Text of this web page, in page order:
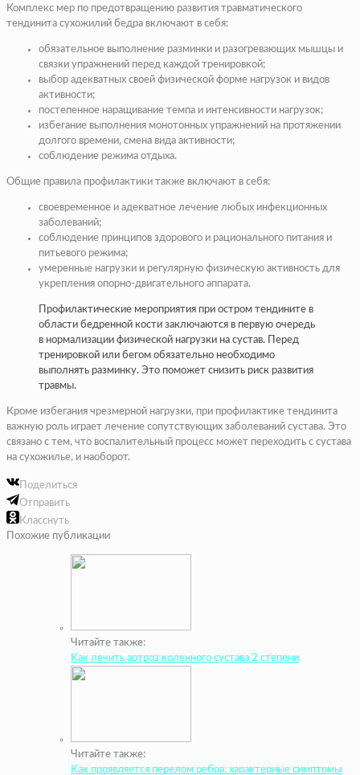
Комплекс мер по предотвращению развития травматического
тендинита сухожилий бедра включают в себя:
обязательное выполнение разминки и разогревающих мышцы и
связки упражнений перед каждой тренировкой;
выбор адекватных своей физической форме нагрузок и видов
активности;
постепенное наращивание темпа и интенсивности нагрузок;
избегание выполнения монотонных упражнений на протяжении
долгого времени, смена вида активности;
соблюдение режима отдыха.
Общие правила профилактики также включают в себя:
своевременное и адекватное лечение любых инфекционных
заболеваний;
соблюдение принципов здорового и рационального питания и
питьевого режима;
умеренные нагрузки и регулярную физическую активность для
укрепления опорно-двигательного аппарата.
Профилактические мероприятия при остром тендините в
области бедренной кости заключаются в первую очередь
в нормализации физической нагрузки на сустав. Перед
тренировкой или бегом обязательно необходимо
выполнять разминку. Это поможет снизить риск развития
травмы.
Кроме избегания чрезмерной нагрузки, при профилактике тендинита
важную роль играет лечение сопутствующих заболеваний сустава. Это
связано с тем, что воспалительный процесс может переходить с сустава
на сухожилье, и наоборот.
Поделиться
Отправить
Класснуть
Похожие публикации
Читайте также:
Как лечить артроз коленного сустава 2 степени
Читайте также:
Как проявляется перелом ребра: характерные симптомы